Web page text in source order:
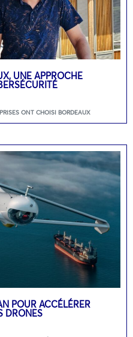
UNE APPROCHE
ONT CHOISI BORDEAUX
POUR ACCÉLÉRER
DRONES